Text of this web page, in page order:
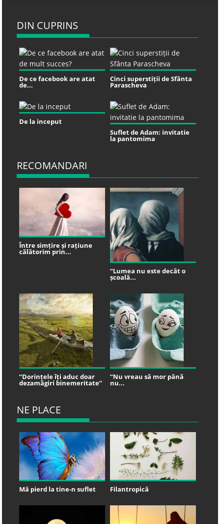
DIN CUPRINS
De ce facebook are atat
de...
Cinci superstiții de Sfânta
Parascheva
De la inceput
Suflet de Adam: invitatie
la pantomima
RECOMANDARI
Între simțire și rațiune
călătorim prin...
“Lumea nu este decât o
școală...
“Dorințele îți aduc doar
dezamăgiri binemeritate”
“Nu vreau să mor până
nu...
NE PLACE
Mă pierd la tine-n suflet Filantropică